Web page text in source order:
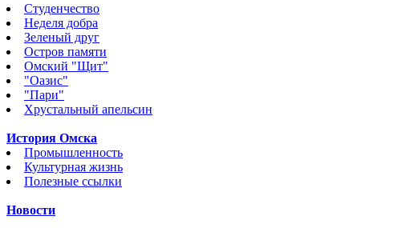
Студенчество
Неделя добра
Зеленый друг
Остров памяти
Омский "Щит"
"Оазис"
"Пари"
Хрустальный апельсин
История Омска
Промышленность
Культурная жизнь
Полезные ссылки
Новости